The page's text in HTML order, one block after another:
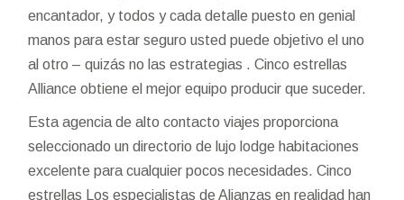
encantador, y todos y cada detalle puesto en genial
manos para estar seguro usted puede objetivo el uno
al otro – quizás no las estrategias . Cinco estrellas
Alliance obtiene el mejor equipo producir que suceder.
Esta agencia de alto contacto viajes proporciona
seleccionado un directorio de lujo lodge habitaciones
excelente para cualquier pocos necesidades. Cinco
estrellas Los especialistas de Alianzas en realidad han